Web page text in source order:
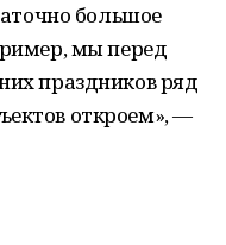
большое
мы перед
праздников ряд
откроем», —